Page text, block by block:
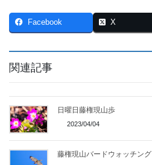
Facebook X
関連記事
日曜日藤権現山歩
2023/04/04
藤権現山バードウォッチング